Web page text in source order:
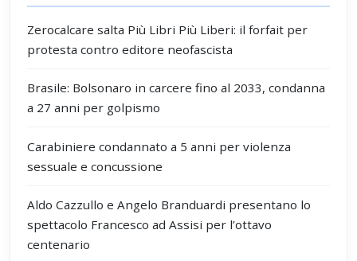
Zerocalcare salta Più Libri Più Liberi: il forfait per
protesta contro editore neofascista
Brasile: Bolsonaro in carcere fino al 2033, condanna
a 27 anni per golpismo
Carabiniere condannato a 5 anni per violenza
sessuale e concussione
Aldo Cazzullo e Angelo Branduardi presentano lo
spettacolo Francesco ad Assisi per l’ottavo
centenario